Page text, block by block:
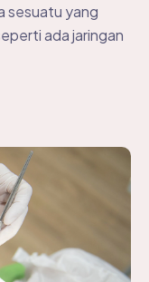
sesuatu yang
ada jaringan